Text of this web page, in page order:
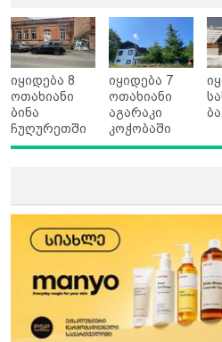
იყიდება 8
ოთახიანი
ბინა
ჩუღურეთში
იყიდება 7
ოთახიანი
აგარაკი
კოჭობაში